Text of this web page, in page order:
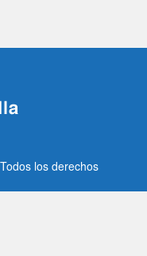
los derechos